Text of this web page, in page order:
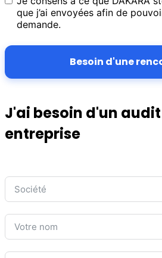
que j’ai envoyées afin de
demande.
Besoin d'une
J'ai besoin d'un
entreprise